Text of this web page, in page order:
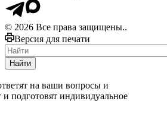
© 2026 Все права защищены..
Версия для печати
Найти
на ваши вопросы и
и подготовят индивидуальное